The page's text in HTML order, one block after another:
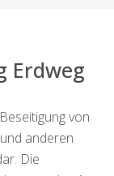
Erdweg
von
anderen
Die